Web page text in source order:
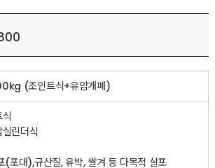
(조인트식+유압개폐)
식
린더식
(포대),규산질, 유박, 쌀겨 등 다목적 살포